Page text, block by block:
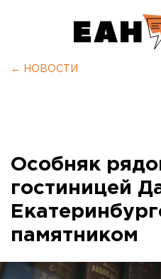
← НОВОСТИ
Особняк
гостиницей
памятником